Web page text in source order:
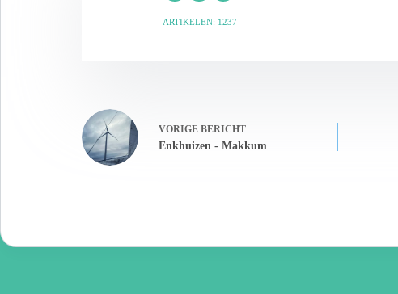
ARTIKELEN: 1237
VORIGE BERICHT
Enkhuizen - Makkum